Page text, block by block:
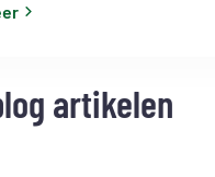
artikelen